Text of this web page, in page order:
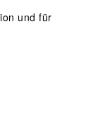
und für